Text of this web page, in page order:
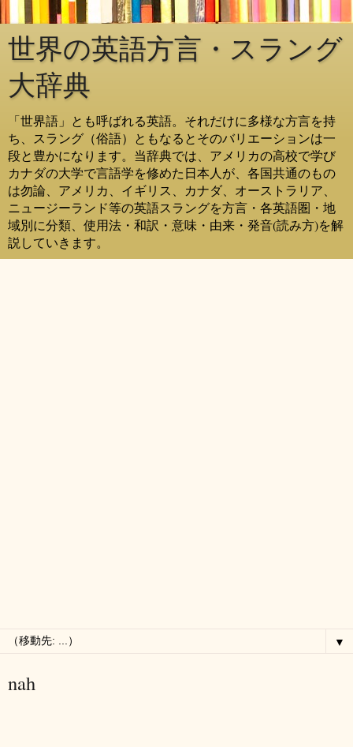
世界の英語方言・スラング
大辞典
「世界語」とも呼ばれる英語。それだけに多様な方言を持
ち、スラング（俗語）ともなるとそのバリエーションは一
段と豊かになります。当辞典では、アメリカの高校で学び
カナダの大学で言語学を修めた日本人が、各国共通のもの
は勿論、アメリカ、イギリス、カナダ、オーストラリア、
ニュージーランド等の英語スラングを方言・各英語圏・地
域別に分類、使用法・和訳・意味・由来・発音(読み方)を解
説していきます。
▼
nah